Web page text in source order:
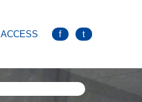
ACCESS f
t